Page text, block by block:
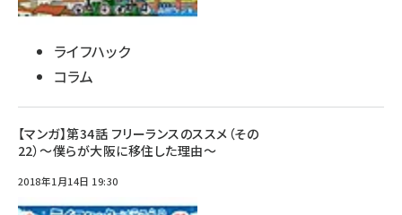
ライフハック
コラム
【マンガ】第34話 フリーランスのススメ（その
22）～僕らが大阪に移住した理由～
2018年1月14日 19:30